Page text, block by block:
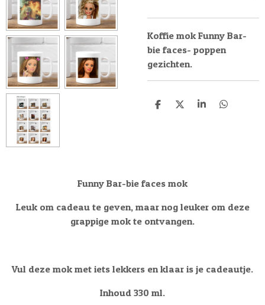
Koffie mok Funny Bar-
bie faces- poppen
gezichten.
D
D
S
D
Funny Bar-bie faces mok
Leuk om cadeau te geven, maar nog leuker om deze
grappige mok te ontvangen.
Vul deze mok met iets lekkers en klaar is je cadeautje.
Inhoud 330 ml.